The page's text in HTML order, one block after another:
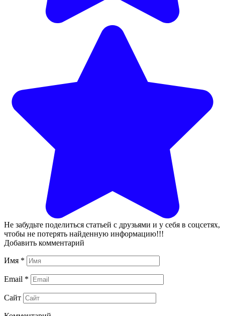
Не забудьте поделиться статьей с друзьями и у себя в соцсетях,
чтобы не потерять найденную информацию!!!
Добавить комментарий
Имя *
Email *
Сайт